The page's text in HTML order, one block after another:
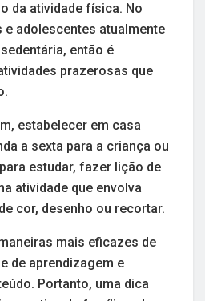
da atividade física. No
e adolescentes atualmente
então é
prazerosas que
estabelecer em casa
a sexta para a criança ou
estudar, fazer lição de
atividade que envolva
cor, desenho ou recortar.
mais eficazes de
de aprendizagem e
Portanto, uma dica